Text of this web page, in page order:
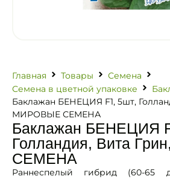
Главная Товары
Семена
Семена в цветной упаковке
Баклажан БЕНЕЦИЯ F1, 5шт,
МИРОВЫЕ СЕМЕНА
Баклажан БЕНЕЦИЯ
Голландия, Вита
СЕМЕНА
Раннеспелый гибрид (60-65